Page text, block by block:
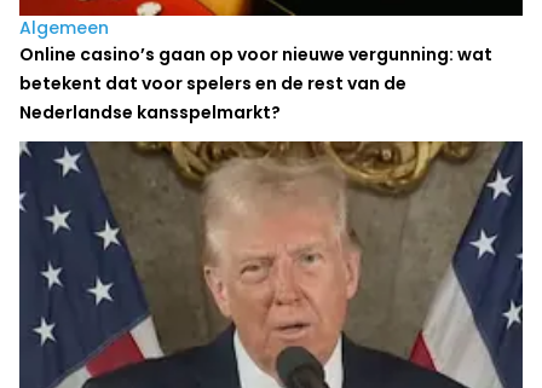
Algemeen
Online casino’s gaan op voor nieuwe vergunning: wat
betekent dat voor spelers en de rest van de
Nederlandse kansspelmarkt?